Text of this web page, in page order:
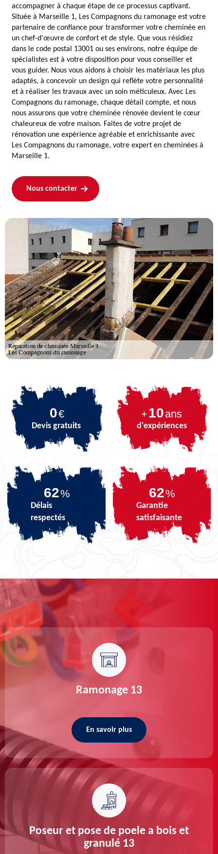
accompagner à chaque étape de ce processus captivant.
Située à Marseille 1, Les Compagnons du ramonage est votre
partenaire de confiance pour transformer votre cheminée en
un chef-d'œuvre de confort et de style. Que vous résidiez
dans le code postal 13001 ou ses environs, notre équipe de
spécialistes est à votre disposition pour vous conseiller et
vous guider. Nous vous aidons à choisir les matériaux les plus
adaptés, à concevoir un design qui reflète votre personnalité
et à réaliser les travaux avec un soin méticuleux. Avec Les
Compagnons du ramonage, chaque détail compte, et nous
nous assurons que votre cheminée rénovée devient le cœur
chaleureux de votre maison. Faites de votre projet de
rénovation une expérience agréable et enrichissante avec
Les Compagnons du ramonage, votre expert en cheminées à
Marseille 1.
Nous contacter
0€
Devis gratuits
+10ans
d'expériences
74%
Délais
respectés
74%
Garantie
satisfaisante
Ramonage 13
En savoir plus
Poseur et pose de poele a bois et
granulé 13